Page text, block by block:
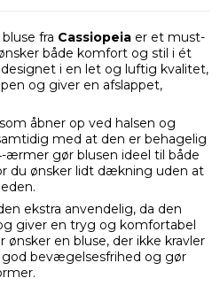
fra Cassiopeia er et must-
både komfort og stil i ét
i en let og luftig kvalitet,
og giver en afslappet,
åbner op ved halsen og
med at den er behagelig
ærmer gør blusen ideel til både
du ønsker lidt dækning uden at
ekstra anvendelig, da den
giver en tryg og komfortabel
en bluse, der ikke kravler
bevægelsesfrihed og gør